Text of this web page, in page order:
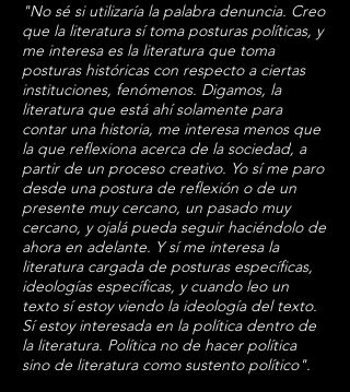
"No sé si utilizaría la palabra denuncia. Creo
que la literatura sí toma posturas políticas, y
me interesa es la literatura que toma
posturas históricas con respecto a ciertas
instituciones, fenómenos. Digamos, la
literatura que está ahí solamente para
contar una historia, me interesa menos que
la que reflexiona acerca de la sociedad, a
partir de un proceso creativo. Yo sí me paro
desde una postura de reflexión o de un
presente muy cercano, un pasado muy
cercano, y ojalá pueda seguir haciéndolo de
ahora en adelante. Y sí me interesa la
literatura cargada de posturas específicas,
ideologías específicas, y cuando leo un
texto sí estoy viendo la ideología del texto.
Sí estoy interesada en la política dentro de
la literatura. Política no de hacer política
sino de literatura como sustento político".